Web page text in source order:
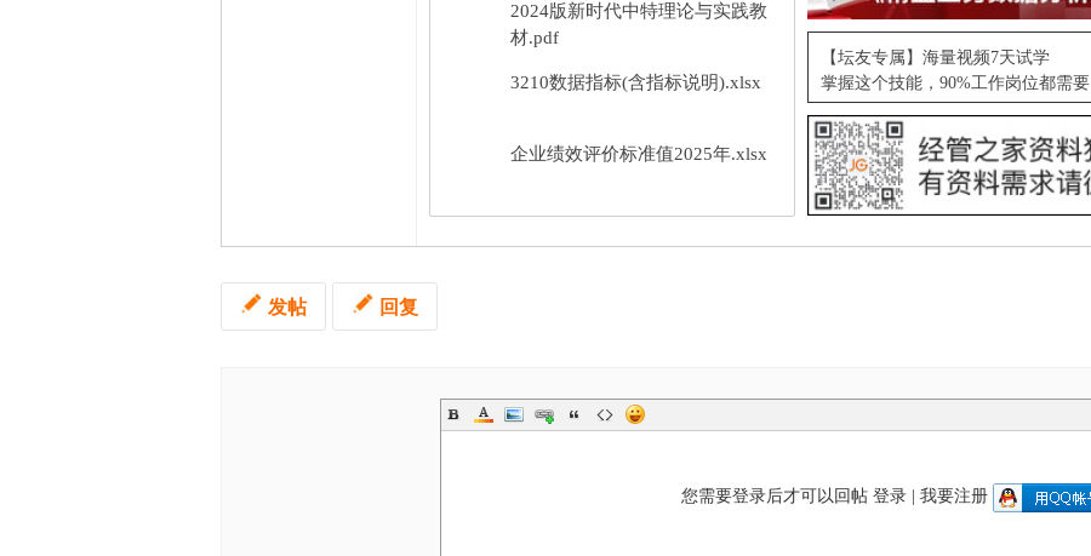
2024版新时代中特理论与实践教
材.pdf
3210数据指标(含指标说明).xlsx
企业绩效评价标准值2025年.xlsx
【坛友专属】海量视频7天试学
掌握这个技能，90%工作岗位都需要
发帖 回复
您需要登录后才可以回帖 登录| 我要注册